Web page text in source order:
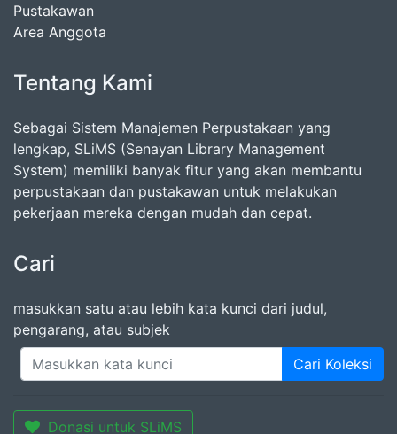
Pustakawan
Area Anggota
Tentang Kami
Sebagai Sistem Manajemen Perpustakaan yang
lengkap, SLiMS (Senayan Library Management
System) memiliki banyak fitur yang akan membantu
perpustakaan dan pustakawan untuk melakukan
pekerjaan mereka dengan mudah dan cepat.
Cari
masukkan satu atau lebih kata kunci dari judul,
pengarang, atau subjek
Cari Koleksi
Donasi untuk SLiMS